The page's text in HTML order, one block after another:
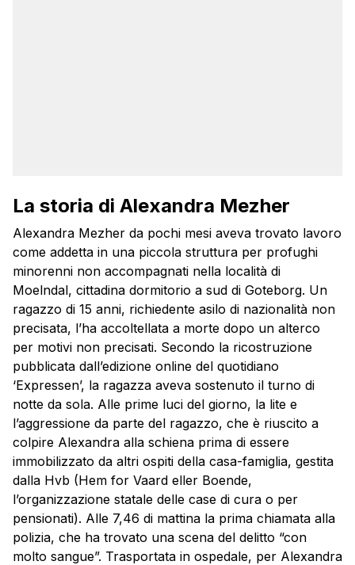
La storia di Alexandra Mezher
Alexandra Mezher da pochi mesi aveva trovato lavoro
come addetta in una piccola struttura per profughi
minorenni non accompagnati nella località di
Moelndal, cittadina dormitorio a sud di Goteborg. Un
ragazzo di 15 anni, richiedente asilo di nazionalità non
precisata, l’ha accoltellata a morte dopo un alterco
per motivi non precisati. Secondo la ricostruzione
pubblicata dall’edizione online del quotidiano
‘Expressen’, la ragazza aveva sostenuto il turno di
notte da sola. Alle prime luci del giorno, la lite e
l’aggressione da parte del ragazzo, che è riuscito a
colpire Alexandra alla schiena prima di essere
immobilizzato da altri ospiti della casa-famiglia, gestita
dalla Hvb (Hem for Vaard eller Boende,
l’organizzazione statale delle case di cura o per
pensionati). Alle 7,46 di mattina la prima chiamata alla
polizia, che ha trovato una scena del delitto “con
molto sangue”. Trasportata in ospedale, per Alexandra